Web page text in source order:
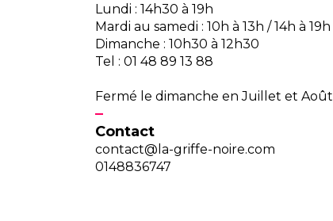
Lundi : 14h30 à 19h
Mardi au samedi : 10h à 13h / 14h à 19h
Dimanche : 10h30 à 12h30
Tel : 01 48 89 13 88
Fermé le dimanche en Juillet et Août
Contact
contact@la-griffe-noire.com
0148836747